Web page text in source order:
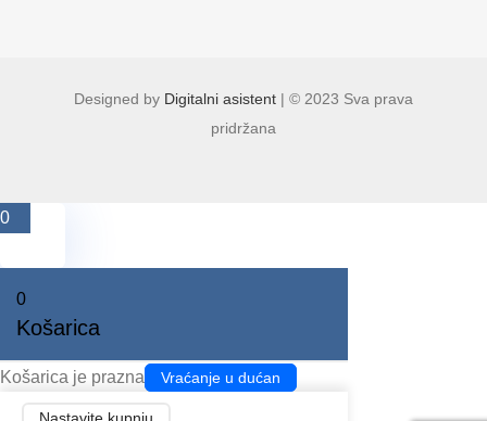
Designed by Digitalni asistent| © 2023 Sva prava
pridržana
0
0
Košarica
Košarica je prazna Vraćanje u dućan